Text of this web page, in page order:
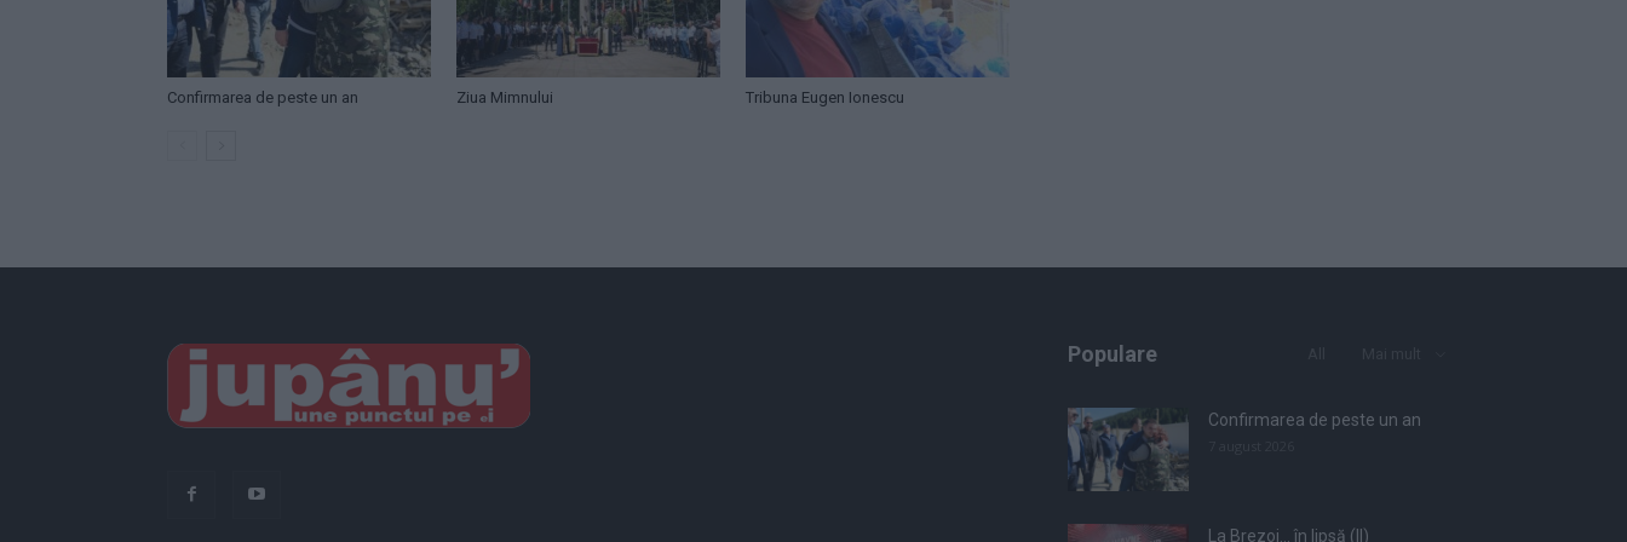
Confirmarea de peste un an Ziua Mimnului Tribuna Eugen Ionescu
Populare
Confirmarea de peste un an
La Brezoi… în lipsă (II)